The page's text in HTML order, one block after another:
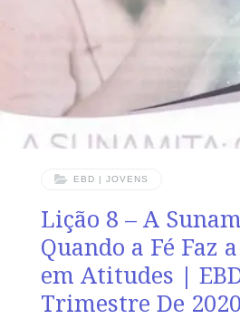
EBD | JOVENS
Lição 8 – A
Quando a Fé Faz
em Atitudes |
Trimestre De 2020